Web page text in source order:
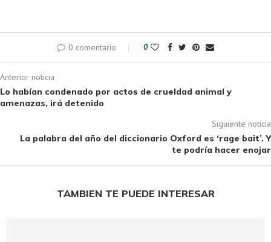
0 comentario 0
Anterior noticia
Lo habían condenado por actos de crueldad animal y
amenazas, irá detenido
Siguiente noticia
La palabra del año del diccionario Oxford es ‘rage bait’. Y
te podría hacer enojar
TAMBIEN TE PUEDE INTERESAR